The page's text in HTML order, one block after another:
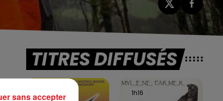
TITRES DIFFUSÉS
1h16
1h16
sans accepter